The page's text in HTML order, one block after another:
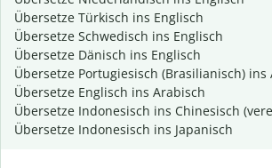
Übersetze Türkisch ins Englisch
Übersetze Schwedisch ins Englisch
Übersetze Dänisch ins Englisch
Übersetze Portugiesisch (Brasilianisch) ins
Übersetze Englisch ins Arabisch
Übersetze Indonesisch ins Chinesisch
Übersetze Indonesisch ins Japanisch